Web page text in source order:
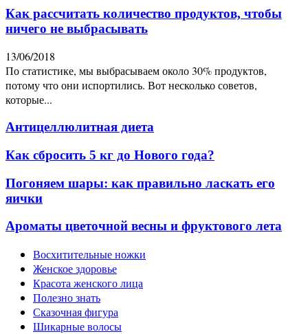
Как рассчитать количество продуктов, чтобы
ничего не выбрасывать
13/06/2018
По статистике, мы выбрасываем около 30% продуктов,
потому что они испортились. Вот несколько советов,
которые...
Антицеллюлитная диета
Как сбросить 5 кг до Нового года?
Погоняем шары: как правильно ласкать его
яички
Ароматы цветочной весны и фруктового лета
Восхитительные ножки
Женское здоровье
Красота женского лица
Полезно знать
Сказочная фигура
Шикарные волосы